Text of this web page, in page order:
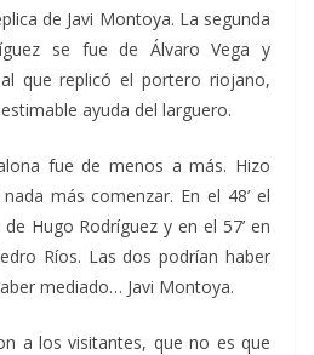
de Javi Montoya. La segunda
se fue de Álvaro Vega y
que replicó el portero riojano,
ayuda del larguero.
fue de menos a más. Hizo
más comenzar. En el 48’ el
Hugo Rodríguez y en el 57’ en
Ríos. Las dos podrían haber
mediado… Javi Montoya.
a los visitantes, que no es que